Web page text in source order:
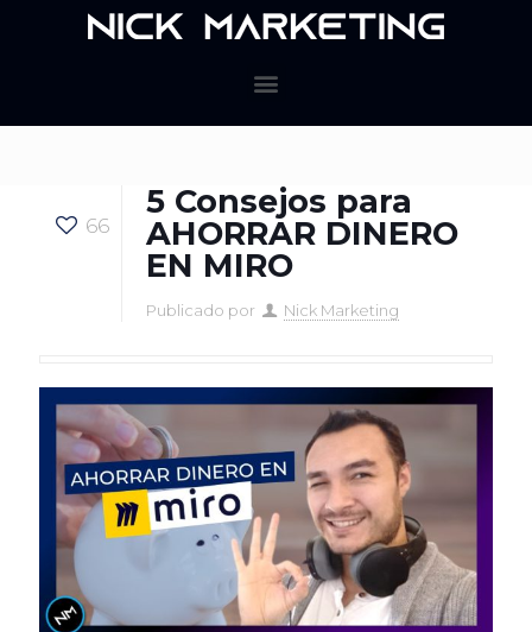
66
5 Consejos para
AHORRAR DINERO
EN MIRO
Publicado por Nick Marketing